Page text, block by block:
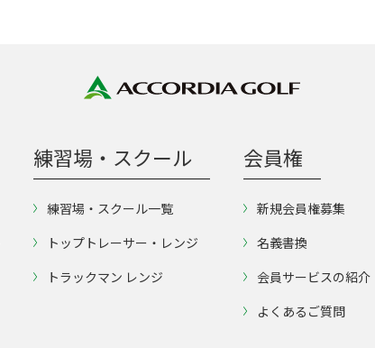
練習場・スクール
練習場・スクール一覧
トップトレーサー・レンジ
トラックマン レンジ
会員権
新規会員権募集
名義書換
会員サービスの紹介
よくあるご質問